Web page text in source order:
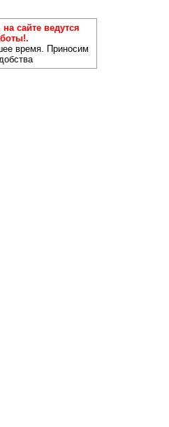
сайте ведутся
время. Приносим